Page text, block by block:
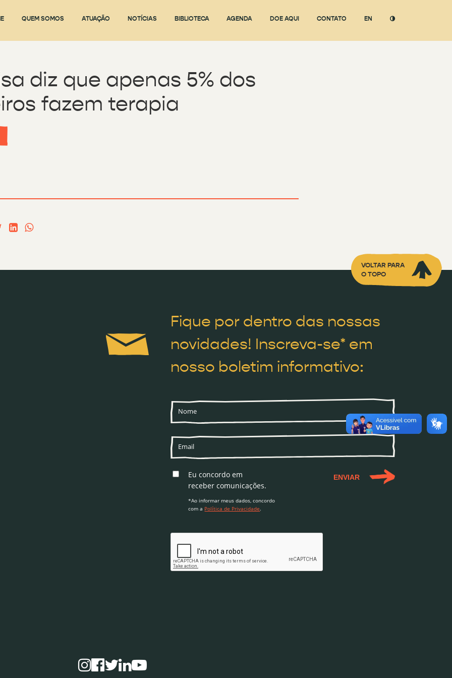
QUEM SOMOS ATUAÇÃO NOTÍCIAS BIBLIOTECA AGENDA DOE AQUI CONTATO EN
diz que apenas 5% dos
fazem terapia
VOLTAR PARA
O TOPO
Fique por dentro das nossas
novidades! Inscreva-se* em
nosso boletim informativo:
Eu concordo em
receber comunicações.
*Ao informar meus dados, concordo
com a Política de Privacidade.
ENVIAR